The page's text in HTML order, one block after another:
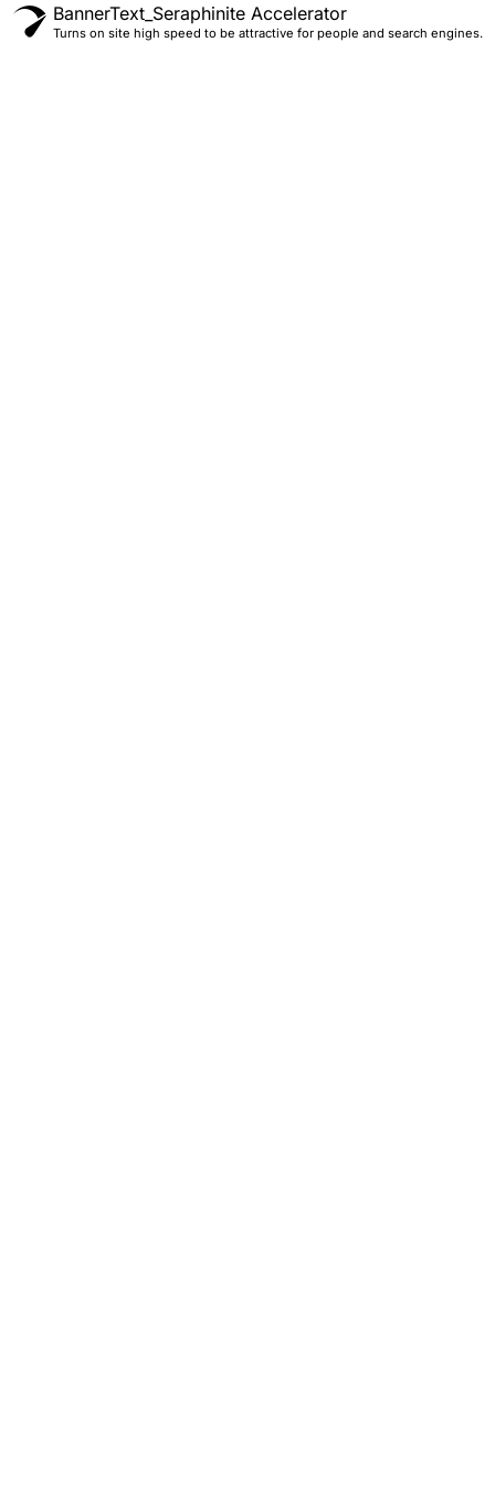
BannerText_Seraphinite Accelerator
Turns on site high speed to be attractive for people and search engines.